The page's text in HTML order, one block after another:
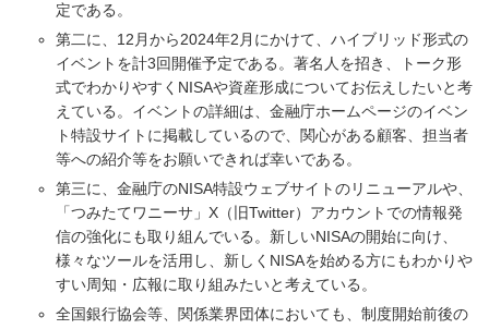
定である。
第二に、12月から2024年2月にかけて、ハイブリッド形式の
イベントを計3回開催予定である。著名人を招き、トーク形
式でわかりやすくNISAや資産形成についてお伝えしたいと考
えている。イベントの詳細は、金融庁ホームページのイベン
ト特設サイトに掲載しているので、関心がある顧客、担当者
等への紹介等をお願いできれば幸いである。
第三に、金融庁のNISA特設ウェブサイトのリニューアルや、
「つみたてワニーサ」X（旧Twitter）アカウントでの情報発
信の強化にも取り組んでいる。新しいNISAの開始に向け、
様々なツールを活用し、新しくNISAを始める方にもわかりや
すい周知・広報に取り組みたいと考えている。
全国銀行協会等、関係業界団体においても、制度開始前後の